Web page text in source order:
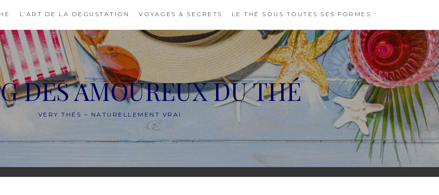
L’ART DE LA DEGUSTATION VOYAGES & SECRETS LE THÉ SOUS TOUTES SES FORMES
DES AMOUREUX DU THÉ
VERY THÉS – NATURELLEMENT VRAI